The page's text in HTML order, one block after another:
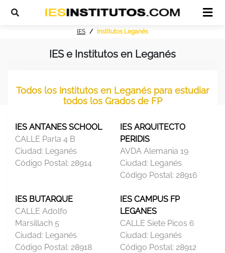
IES Institutos Leganés
IES e Institutos en Leganés
Todos los Institutos en Leganés para estudiar
todos los Grados de FP
IES ANTANES SCHOOL
CALLE Parla 4 B
Ciudad: Leganés
Código Postal: 28914
IES ARQUITECTO
PERIDIS
AVDA Alemania 19
Ciudad: Leganés
Código Postal: 28916
IES BUTARQUE
CALLE Adolfo
Marsillach 5
Ciudad: Leganés
Código Postal: 28918
IES CAMPUS FP
LEGANES
CALLE Siete Picos 6
Ciudad: Leganés
Código Postal: 28912